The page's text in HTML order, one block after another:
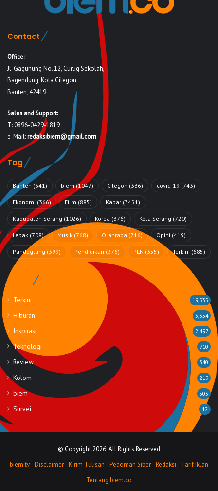
Contact
Office:
Jl. Gagunung No. 12, Curug Sekolah,
Bagendung, Kota Cilegon,
Banten, 42419
Sales and Support:
T: 0896-0429-1819
e-Mail:redaksibiem@gmail.com
Tag
Banten (641) biem(1047) Cilegon (336) covid-19 (743)
Ekonomi (366) Film (885) Kabar (3451)
Kabupaten Serang (1026) Korea (376) Kota Serang (720)
Lebak (708) Musik (768) Olahraga (716) Opini (419)
Pandeglang (399) Pendidikan (376) PLN (355) Terkini (685)
Rubrik
Terkini 19,535
Hiburan 3,354
Inspirasi 2,497
Teknologi 710
Review 340
Kolom 219
biem 503
Survei 12
© Copyright 2026, All Rights Reserved
biem.tv Disclaimer Kirim Tulisan Pedoman Siber Redaksi
Tarif Iklan
Tentang biem.co